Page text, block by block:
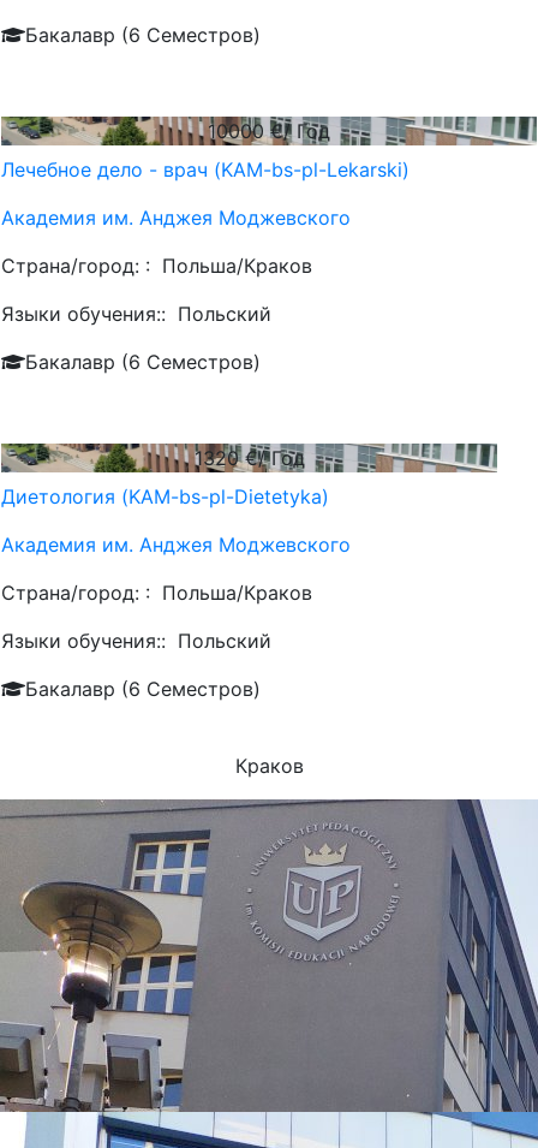
Бакалавр (6 Семестров)
10000€/ Год
Лечебное дело - врач (KAM-bs-pl-Lekarski)
Академия им. Анджея Моджевского
Страна/город: : Польша/Краков
Языки обучения:: Польский
Бакалавр (6 Семестров)
1320€/ Год
Диетология (KAM-bs-pl-Dietetyka)
Академия им. Анджея Моджевского
Страна/город: : Польша/Краков
Языки обучения:: Польский
Бакалавр (6 Семестров)
Краков
УНИВЕРСИТЕТЫ, КОТОРЫЕ ЧАЩЕ ВСЕГО ВЫБИРАЮТ